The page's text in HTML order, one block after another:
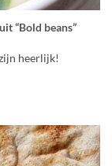
“Bold beans”
heerlijk!